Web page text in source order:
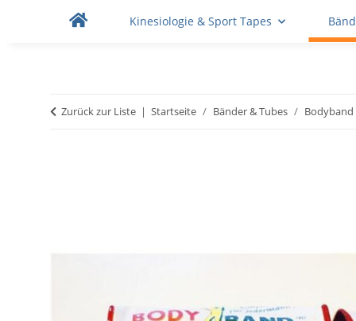
Kinesiologie & Sport Tapes
Zurück zur Liste Startseite Bänder & Tubes Bodyband